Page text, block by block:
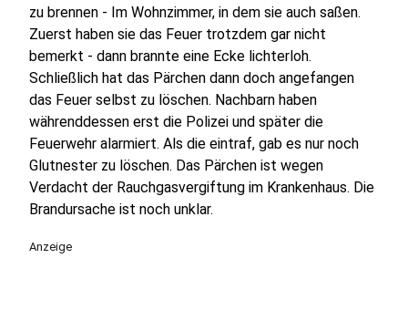
zu brennen - Im Wohnzimmer, in dem sie auch saßen.
Zuerst haben sie das Feuer trotzdem gar nicht
bemerkt - dann brannte eine Ecke lichterloh.
Schließlich hat das Pärchen dann doch angefangen
das Feuer selbst zu löschen. Nachbarn haben
währenddessen erst die Polizei und später die
Feuerwehr alarmiert. Als die eintraf, gab es nur noch
Glutnester zu löschen. Das Pärchen ist wegen
Verdacht der Rauchgasvergiftung im Krankenhaus. Die
Brandursache ist noch unklar.
Anzeige